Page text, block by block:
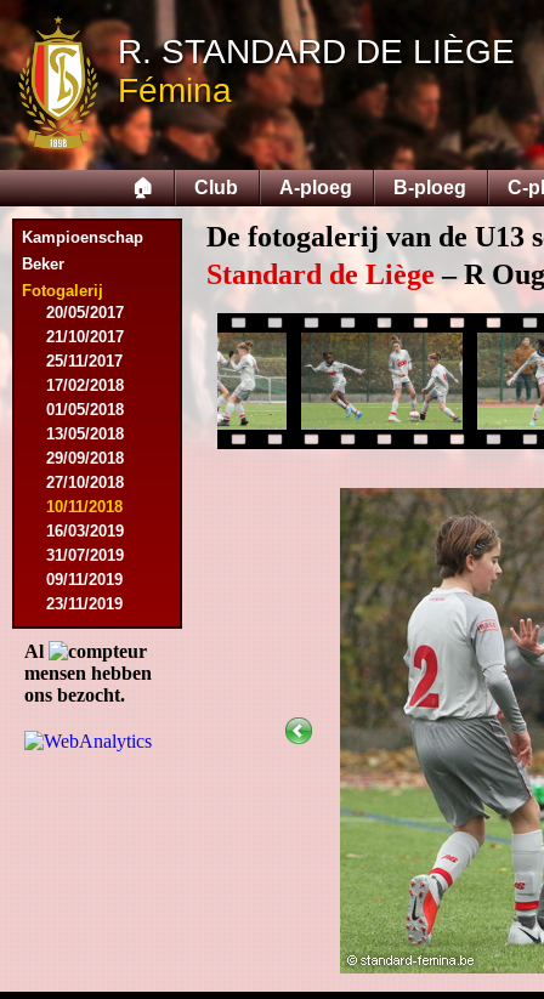
R. STANDARD DE LIÈGE
Fémina
🏠 Club A-ploeg B-ploeg C-
Kampioenschap
Beker
Fotogalerij
12/09/2015
26/09/2015
03/10/2015
28/11/2015
09/03/2016
09/04/2016
13/04/2016
16/05/2016
09/08/2016
08/10/2016
01/03/2017
06/05/2017
20/05/2017
21/10/2017
25/11/2017
17/02/2018
01/05/2018
13/05/2018
29/09/2018
27/10/2018
10/11/2018
16/03/2019
31/07/2019
09/11/2019
23/11/2019
Al
mensen hebben
ons bezocht.
De fotogalerij van de U13
Standard de Liège– R